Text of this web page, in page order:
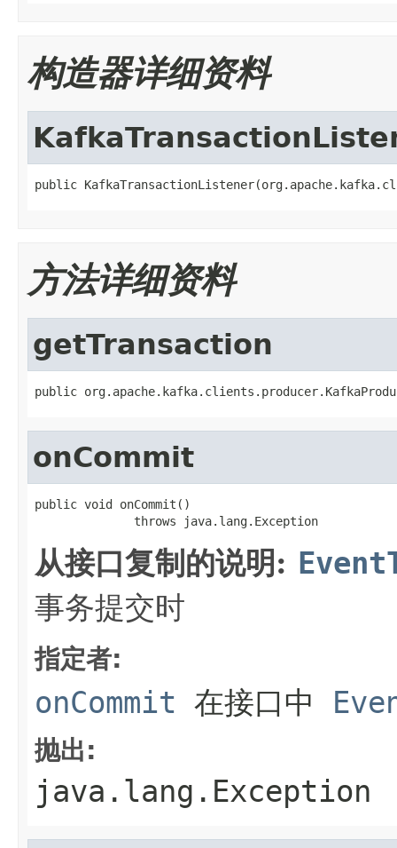
构造器详细资料
public
方法详细资料
getTransaction
public
onCommit
public void onCommit()
              throws java.lang.Exception
从接口复制的说明:
事务提交时
指定者:
onCommit 在接口中
抛出:
java.lang.Exception